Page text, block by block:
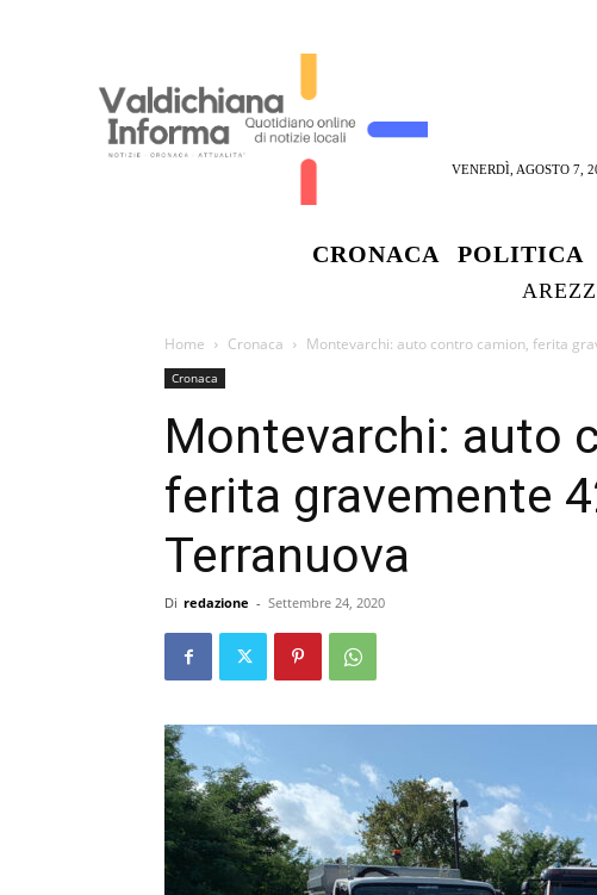
VENERDÌ, AGOSTO 7,
CRONACA POLITICA
Home Cronaca Montevarchi: auto contro camion, ferita
Cronaca
Montevarchi: auto
ferita gravemente
Terranuova
Di redazione - Settembre 24, 2020